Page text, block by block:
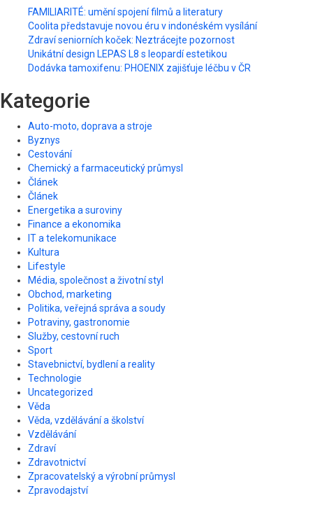
FAMILIARITÉ: umění spojení filmů a literatury
Coolita představuje novou éru v indonéském vysílání
Zdraví seniorních koček: Neztrácejte pozornost
Unikátní design LEPAS L8 s leopardí estetikou
Dodávka tamoxifenu: PHOENIX zajišťuje léčbu v ČR
Kategorie
Auto-moto, doprava a stroje
Byznys
Cestování
Chemický a farmaceutický průmysl
Článek
Článek
Energetika a suroviny
Finance a ekonomika
IT a telekomunikace
Kultura
Lifestyle
Média, společnost a životní styl
Obchod, marketing
Politika, veřejná správa a soudy
Potraviny, gastronomie
Služby, cestovní ruch
Sport
Stavebnictví, bydlení a reality
Technologie
Uncategorized
Věda
Věda, vzdělávání a školství
Vzdělávání
Zdraví
Zdravotnictví
Zpracovatelský a výrobní průmysl
Zpravodajství